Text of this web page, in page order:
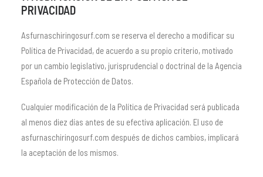
PRIVACIDAD
Asfurnaschiringosurf.com se reserva el derecho a modificar su
Política de Privacidad, de acuerdo a su propio criterio, motivado
por un cambio legislativo, jurisprudencial o doctrinal de la Agencia
Española de Protección de Datos.
Cualquier modificación de la Política de Privacidad será publicada
al menos diez días antes de su efectiva aplicación. El uso de
asfurnaschiringosurf.com después de dichos cambios, implicará
la aceptación de los mismos.